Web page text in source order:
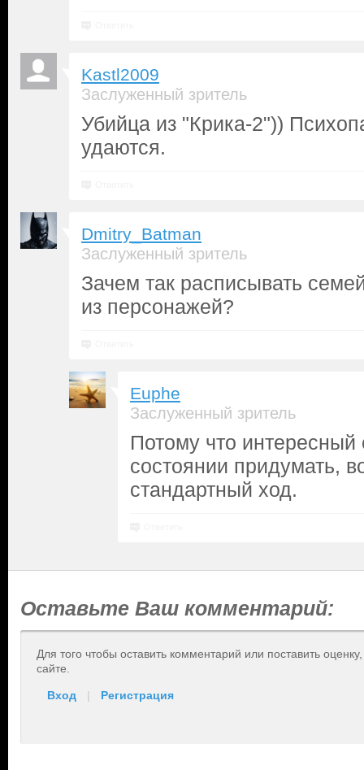
Kastl2009
Заслуженный зритель
Убийца из "Крика-2"))
удаются.
Dmitry_Batman
Заслуженный зритель
Зачем так расписывать
из персонажей?
Euphe
Заслуженный зритель
Потому что
состоянии придумать,
стандартный ход.
Оставьте Ваш комментарий:
Для того чтобы оставить комментарий или поставить
сайте.
Вход | Регистрация